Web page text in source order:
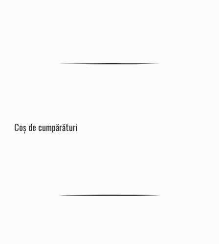
Coș de cumpărături